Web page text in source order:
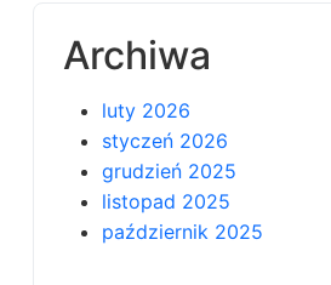
Archiwa
luty 2026
styczeń 2026
grudzień 2025
listopad 2025
październik 2025